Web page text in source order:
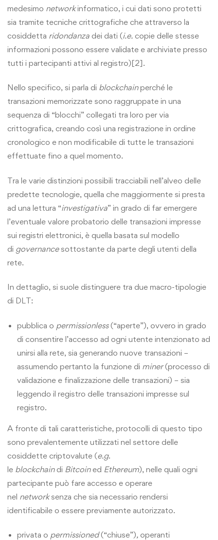
medesimo networkinformatico, i cui dati sono protetti
sia tramite tecniche crittografiche che attraverso la
cosiddetta ridondanza dei dati (i.e. copie delle stesse
informazioni possono essere validate e archiviate presso
tutti i partecipanti attivi al registro)[2].
Nello specifico, si parla di blockchainperché le
transazioni memorizzate sono raggruppate in una
sequenza di “blocchi” collegati tra loro per via
crittografica, creando così una registrazione in ordine
cronologico e non modificabile di tutte le transazioni
effettuate fino a quel momento.
Tra le varie distinzioni possibili tracciabili nell’alveo delle
predette tecnologie, quella che maggiormente si presta
ad una lettura “investigativa” in grado di far emergere
l’eventuale valore probatorio delle transazioni impresse
sui registri elettronici, è quella basata sul modello
di governancesottostante da parte degli utenti della
rete.
In dettaglio, si suole distinguere tra due macro-tipologie
di DLT:
pubblica o permissionless(“aperte”), ovvero in grado
di consentire l’accesso ad ogni utente intenzionato ad
unirsi alla rete, sia generando nuove transazioni –
assumendo pertanto la funzione di miner(processo di
validazione e finalizzazione delle transazioni) – sia
leggendo il registro delle transazioni impresse sul
registro.
A fronte di tali caratteristiche, protocolli di questo tipo
sono prevalentemente utilizzati nel settore delle
cosiddette criptovalute (e.g.
le blockchaindi Bitcoined Ethereum), nelle quali ogni
partecipante può fare accesso e operare
nel networksenza che sia necessario rendersi
identificabile o essere previamente autorizzato.
privata o permissioned(“chiuse”), operanti